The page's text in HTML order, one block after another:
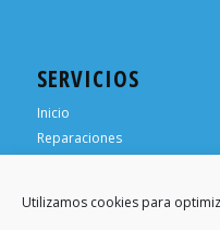
Utilizamos cookies para
SERVICIOS
Inicio
Reparaciones
Trabaja para nosotros